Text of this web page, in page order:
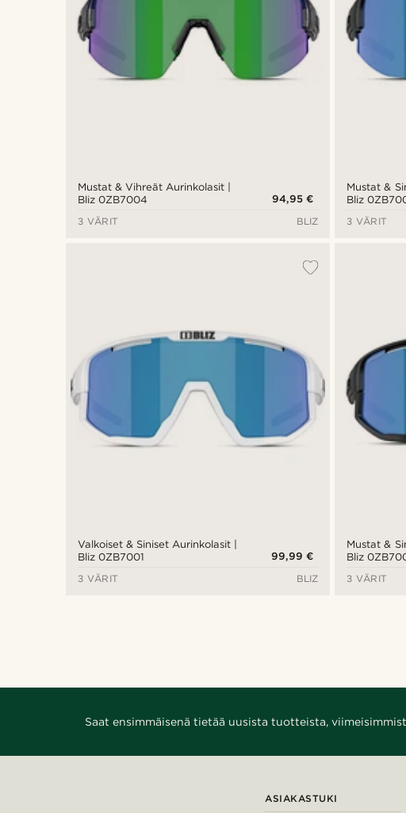
Mustat & Vihreät Aurinkolasit |
Bliz 0ZB7004
94,95 €
3 VÄRIT
BLIZ
Mustat &
Bliz
3 VÄRIT
Valkoiset & Siniset Aurinkolasit |
Bliz 0ZB7001
99,99 €
3 VÄRIT
BLIZ
Mustat &
Bliz
3 VÄRIT
Saat ensimmäisenä tietää uusista tuotteista,
ASIAKASTUKI